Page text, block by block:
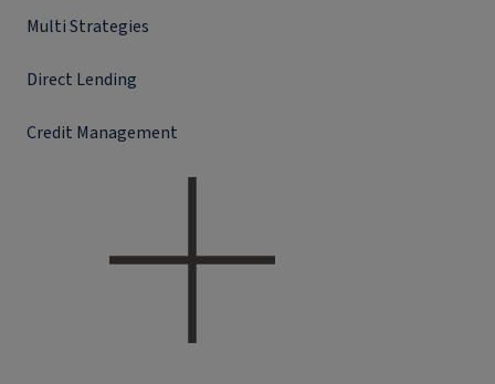
Multi Strategies
Direct Lending
Credit Management